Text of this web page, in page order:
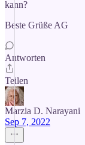
kann?
Beste Grüße AG
Antworten
Teilen
Marzia D. Narayani
Sep 7, 2022